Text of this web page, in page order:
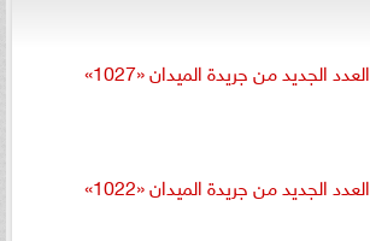
العدد الجديد من جريدة الميدان «1027»
العدد الجديد من جريدة الميدان «1022»